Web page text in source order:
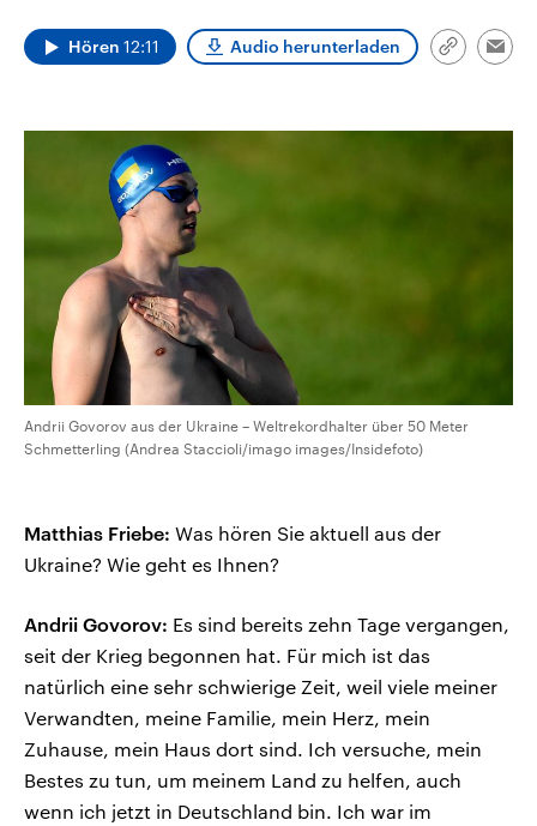
Hören 12:11 Audio herunterladen
Link
Andrii Govorov aus der Ukraine – Weltrekordhalter über 50 Meter
Schmetterling (Andrea Staccioli/imago images/Insidefoto)
Matthias Friebe: Was hören Sie aktuell aus der
Ukraine? Wie geht es Ihnen?
Andrii Govorov: Es sind bereits zehn Tage vergangen,
seit der Krieg begonnen hat. Für mich ist das
natürlich eine sehr schwierige Zeit, weil viele meiner
Verwandten, meine Familie, mein Herz, mein
Zuhause, mein Haus dort sind. Ich versuche, mein
Bestes zu tun, um meinem Land zu helfen, auch
wenn ich jetzt in Deutschland bin. Ich war im